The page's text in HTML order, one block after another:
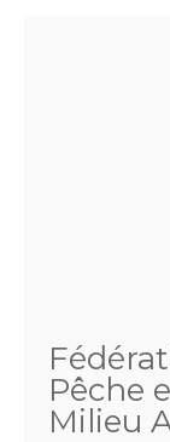
Pêche
Milieu